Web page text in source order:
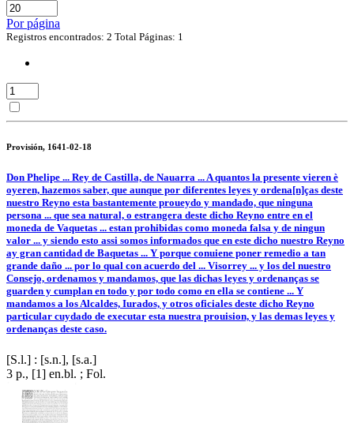
Por página
Registros encontrados: 2 Total Páginas: 1
Provisión, 1641-02-18
Don Phelipe ... Rey de Castilla, de Nauarra ... A quantos la presente vieren è
oyeren, hazemos saber, que aunque por diferentes leyes y ordena[n]ças deste
nuestro Reyno esta bastantemente proueydo y mandado, que ninguna
persona ... que sea natural, o estrangera deste dicho Reyno entre en el
moneda de Vaquetas ... estan prohibidas como moneda falsa y de ningun
valor ... y siendo esto assi somos informados que en este dicho nuestro Reyno
ay gran cantidad de Baquetas ... Y porque conuiene poner remedio a tan
grande daño ... por lo qual con acuerdo del ... Visorrey ... y los del nuestro
Consejo, ordenamos y mandamos, que las dichas leyes y ordenanças se
guarden y cumplan en todo y por todo como en ella se contiene ... Y
mandamos a los Alcaldes, Iurados, y otros oficiales deste dicho Reyno
particular cuydado de executar esta nuestra prouision, y las demas leyes y
ordenanças deste caso.
[S.l.] : [s.n.], [s.a.]
3 p., [1] en.bl. ; Fol.